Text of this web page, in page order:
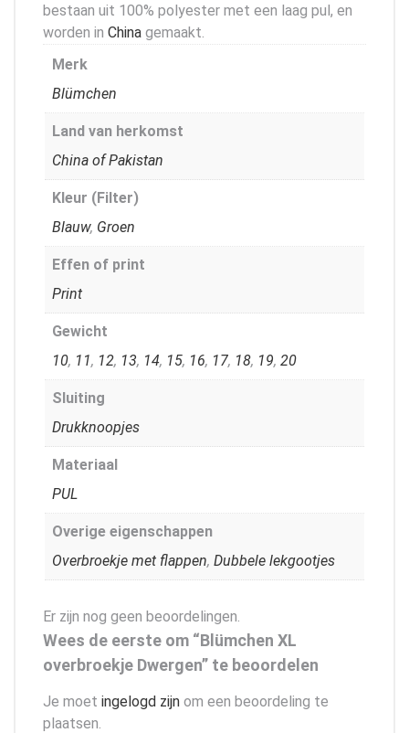
bestaan uit 100% polyester met een laag pul, en
worden in China gemaakt.
Merk
Blümchen
Land van herkomst
China of Pakistan
Kleur (Filter)
Blauw, Groen
Effen of print
Print
Gewicht
10, 11, 12, 13, 14, 15, 16, 17, 18, 19, 20
Sluiting
Drukknoopjes
Materiaal
PUL
Overige eigenschappen
Overbroekje met flappen, Dubbele lekgootjes
Er zijn nog geen beoordelingen.
Wees de eerste om “Blümchen XL
overbroekje Dwergen” te beoordelen
Je moet ingelogd zijn om een beoordeling te
plaatsen.